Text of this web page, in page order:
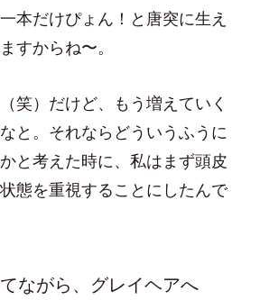
本だけぴょん！と唐突に生え
すからね〜。
笑）だけど、もう増えていく
と。それならどういうふうに
と考えた時に、私はまず頭皮
態を重視することにしたんで
ながら、グレイヘアへ